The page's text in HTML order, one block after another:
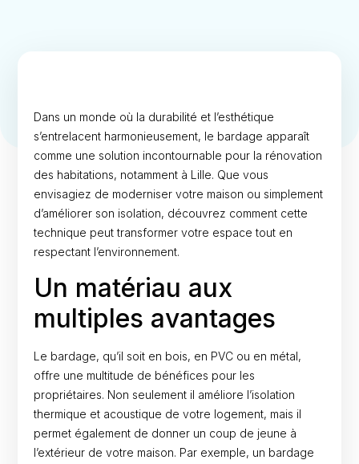
Dans un monde où la durabilité et l’esthétique
s’entrelacent harmonieusement, le bardage apparaît
comme une solution incontournable pour la rénovation
des habitations, notamment à Lille. Que vous
envisagiez de moderniser votre maison ou simplement
d’améliorer son isolation, découvrez comment cette
technique peut transformer votre espace tout en
respectant l’environnement.
Un matériau aux
multiples avantages
Le bardage, qu’il soit en bois, en PVC ou en métal,
offre une multitude de bénéfices pour les
propriétaires. Non seulement il améliore l’isolation
thermique et acoustique de votre logement, mais il
permet également de donner un coup de jeune à
l’extérieur de votre maison. Par exemple, un bardage